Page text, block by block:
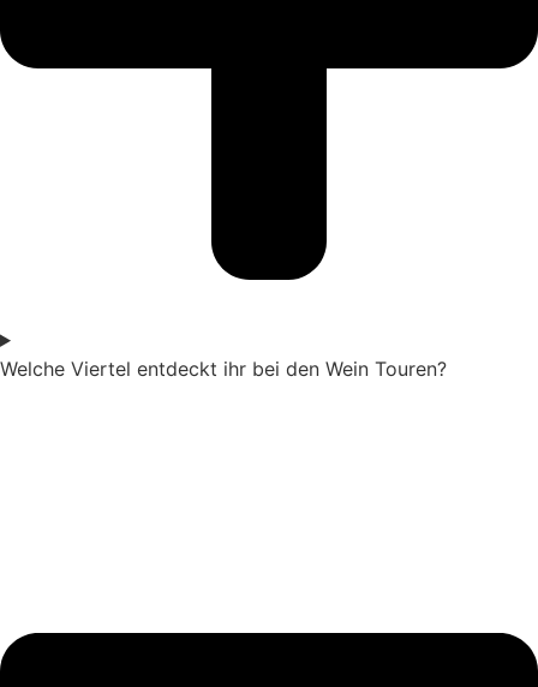
Welche Viertel entdeckt ihr bei den Wein Touren?